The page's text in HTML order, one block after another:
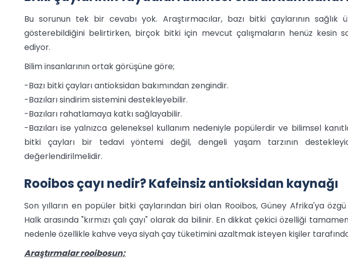
Bu sorunun tek bir cevabı yok. Araştırmacılar, bazı bitki çaylarının sağlık
gösterebildiğini belirtirken, birçok bitki için mevcut çalışmaların henüz kesin
ediyor.
Bilim insanlarının ortak görüşüne göre;
-Bazı bitki çayları antioksidan bakımından zengindir.
-Bazıları sindirim sistemini destekleyebilir.
-Bazıları rahatlamaya katkı sağlayabilir.
-Bazıları ise yalnızca geleneksel kullanım nedeniyle popülerdir ve bilimsel
bitki çayları bir tedavi yöntemi değil, dengeli yaşam tarzının
değerlendirilmelidir.
Rooibos çayı nedir? Kafeinsiz antioksidan kaynağı
Son yılların en popüler bitki çaylarından biri olan Rooibos, Güney Afrika'ya
Halk arasında "kırmızı çalı çayı" olarak da bilinir. En dikkat çekici özelliği
nedenle özellikle kahve veya siyah çay tüketimini azaltmak isteyen kişiler
Araştırmalar rooibosun;